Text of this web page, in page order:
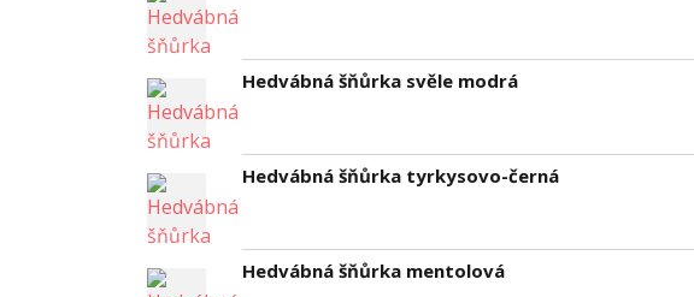
Hedvábná šňůrka svěle modrá
Hedvábná šňůrka tyrkysovo-černá
Hedvábná šňůrka mentolová